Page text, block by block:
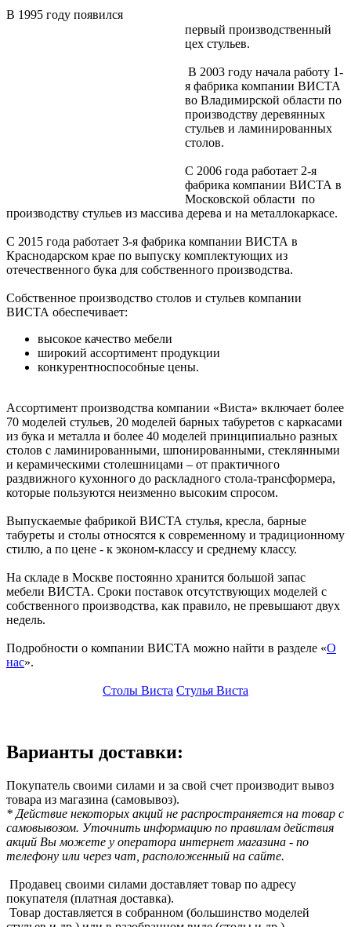
В 1995 году появился
первый производственный
цех стульев.
В 2003 году начала работу 1-
я фабрика компании ВИСТА
во Владимирской области по
производству деревянных
стульев и ламинированных
столов.
С 2006 года работает 2-я
фабрика компании ВИСТА в
Московской области по
производству стульев из массива дерева и на металлокаркасе.
С 2015 года работает 3-я фабрика компании ВИСТА в
Краснодарском крае по выпуску комплектующих из
отечественного бука для собственного производства.
Собственное производство столов и стульев компании
ВИСТА обеспечивает:
высокое качество мебели
широкий ассортимент продукции
конкурентноспособные цены.
Ассортимент производства компании «Виста» включает более
70 моделей стульев, 20 моделей барных табуретов с каркасами
из бука и металла и более 40 моделей принципиально разных
столов с ламинированными, шпонированными, стеклянными
и керамическими столешницами – от практичного
раздвижного кухонного до раскладного стола-трансформера,
которые пользуются неизменно высоким спросом.
Выпускаемые фабрикой ВИСТА стулья, кресла, барные
табуреты и столы относятся к современному и традиционному
стилю, а по цене - к эконом-классу и среднему классу.
На складе в Москве постоянно хранится большой запас
мебели ВИСТА. Сроки поставок отсутствующих моделей с
собственного производства, как правило, не превышают двух
недель.
Подробности о компании ВИСТА можно найти в разделе «О
нас».
Столы Виста Стулья Виста
Варианты доставки:
Покупатель своими силами и за свой счет производит вывоз
товара из магазина (самовывоз).
* Действие некоторых акций не распространяется на товар с
самовывозом. Уточнить информацию по правилам действия
акций Вы можете у оператора интернет магазина - по
телефону или через чат, расположенный на сайте.
Продавец своими силами доставляет товар по адресу
покупателя (платная доставка).
Товар доставляется в собранном (большинство моделей